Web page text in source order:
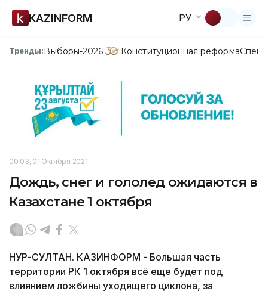
KAZINFORM РУ
Тренды:Выборы-2026 Конституционная реформа
00:03, 01 Октября 2021
Дождь, снег и гололед ожидаются в
Казахстане 1 октября
НУР-СУЛТАН. КАЗИНФОРМ - Большая часть
территории РК 1 октября всё еще будет под
влиянием ложбины уходящего циклона, за